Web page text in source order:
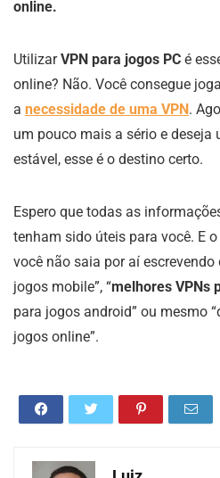
online.
UtilizarVPN para jogos PC é
online? Não. Você consegue
a necessidade de uma VPN.
um pouco mais a sério e deseja
estável, esse é o destino certo.
Espero que todas as
tenham sido úteis para você. E
você não saia por aí
jogos mobile”, “melhores VPNs
para jogos android” ou mesmo
jogos online”.